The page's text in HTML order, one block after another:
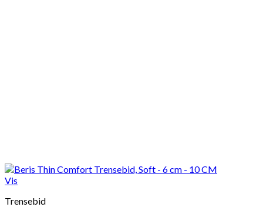
Vis
Trensebid